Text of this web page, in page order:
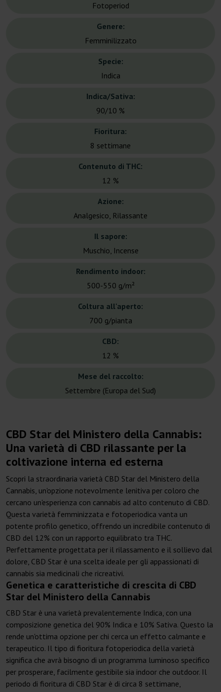
Fotoperiod
Genere:
Femminilizzato
Specie:
Indica
Indica/Sativa:
90/10 %
Fioritura:
8 settimane
Contenuto di THC:
12 %
Azione:
Analgesico, Rilassante
Il sapore:
Muschio, Incense
Rendimento indoor:
500-550 g/m²
Coltura all'aperto:
700 g/pianta
CBD:
12 %
Mese del raccolto:
Settembre (Europa del Sud)
CBD Star del Ministero della Cannabis:
Una varietà di CBD rilassante per la
coltivazione interna ed esterna
Scopri la straordinaria varietà CBD Star del Ministero della
Cannabis, un'opzione notevolmente lenitiva per coloro che
cercano un'esperienza con cannabis ad alto contenuto di CBD.
Questa varietà femminizzata e fotoperiodica vanta un
potente profilo genetico, offrendo un incredibile contenuto di
CBD del 12% con un rapporto equilibrato tra THC.
Perfettamente progettata per il rilassamento e il sollievo dal
dolore, CBD Star è una scelta ideale per gli appassionati di
cannabis sia medicinali che ricreativi.
Genetica e caratteristiche di crescita di CBD
Star del Ministero della Cannabis
CBD Star è una varietà prevalentemente Indica, con una
composizione genetica del 90% Indica e 10% Sativa. Questo la
rende un'ottima opzione per chi cerca un effetto calmante e
terapeutico. Il tipo di fioritura fotoperiodica della varietà
significa che avrà bisogno di un programma luminoso specifico
per prosperare, facilmente gestibile sia indoor che outdoor. Il
periodo di fioritura di CBD Star è di circa 8 settimane,